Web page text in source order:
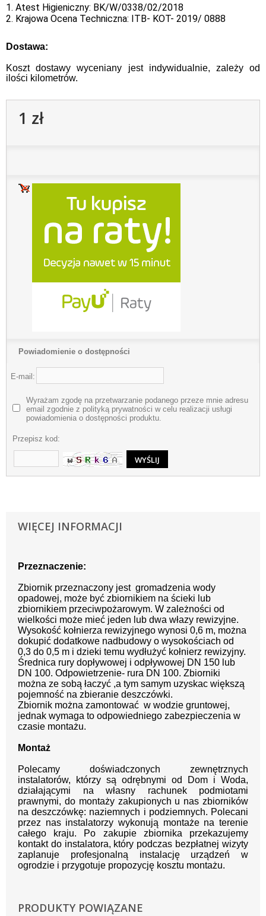
1. Atest Higieniczny: BK/W/0338/02/2018
2. Krajowa Ocena Techniczna: ITB- KOT- 2019/ 0888
Dostawa:
Koszt dostawy wyceniany jest indywidualnie, zależy od
ilości kilometrów.
1 zł
Powiadomienie o dostępności
E-mail:
Wyrażam zgodę na przetwarzanie podanego przeze mnie adresu
email zgodnie z polityką prywatności w celu realizacji usługi
powiadomienia o dostępności produktu.
Przepisz kod:
WIĘCEJ INFORMACJI
Przeznaczenie:
Zbiornik przeznaczony jest gromadzenia wody
opadowej, może być zbiornikiem na ścieki lub
zbiornikiem przeciwpożarowym. W zależności od
wielkości może mieć jeden lub dwa włazy rewizyjne.
Wysokość kołnierza rewizyjnego wynosi 0,6 m, można
dokupić dodatkowe nadbudowy o wysokościach od
0,3 do 0,5 m i dzieki temu wydłużyć kołnierz rewizyjny.
Średnica rury dopływowej i odpływowej DN 150 lub
DN 100. Odpowietrzenie- rura DN 100. Zbiorniki
można ze sobą łaczyć ,a tym samym uzyskac większą
pojemność na zbieranie deszczówki.
Zbiornik można zamontować w wodzie gruntowej,
jednak wymaga to odpowiedniego zabezpieczenia w
czasie montażu.
Montaż
Polecamy doświadczonych zewnętrznych
instalatorów, którzy są odrębnymi od Dom i Woda,
działającymi na własny rachunek podmiotami
prawnymi, do montaży zakupionych u nas zbiorników
na deszczówkę: naziemnych i podziemnych. Polecani
przez nas instalatorzy wykonują montaże na terenie
całego kraju. Po zakupie zbiornika przekazujemy
kontakt do instalatora, który podczas bezpłatnej wizyty
zaplanuje profesjonalną instalację urządzeń w
ogrodzie i przygotuje propozycję kosztu montażu.
PRODUKTY POWIĄZANE